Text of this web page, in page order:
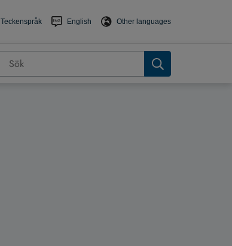
Teckenspråk English Other languages